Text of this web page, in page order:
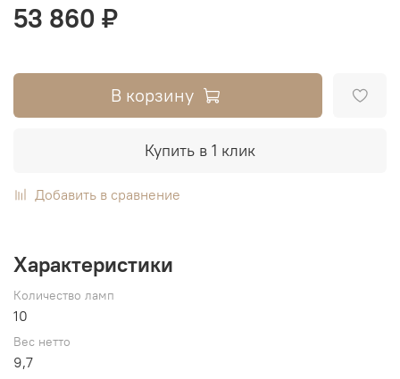
53 860 ₽
В корзину
Купить в 1 клик
Добавить в сравнение
Характеристики
Количество ламп
10
Вес нетто
9,7